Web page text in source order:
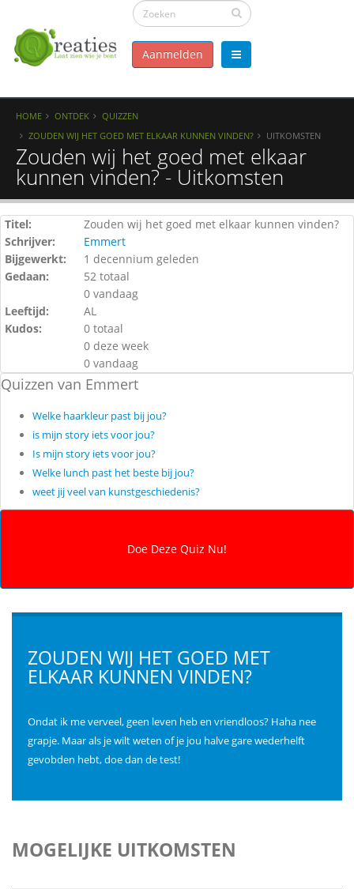
Aanmelden
HOME ONTDEK
QUIZZEN
ZOUDEN WIJ HET GOED MET ELKAAR KUNNEN VINDEN?
UITKOMSTEN
Zouden wij het goed met elkaar
kunnen vinden? - Uitkomsten
Titel:
Zouden wij het goed met elkaar kunnen vinden?
Schrijver:
Emmert
Bijgewerkt:
1 decennium geleden
Gedaan:
52 totaal
0 vandaag
Leeftijd:
AL
Kudos:
0 totaal
0 deze week
0 vandaag
Quizzen van Emmert
Welke haarkleur past bij jou?
is mijn story iets voor jou?
Is mijn story iets voor jou?
Welke lunch past het beste bij jou?
weet jij veel van kunstgeschiedenis?
ZOUDEN WIJ HET GOED MET
ELKAAR KUNNEN VINDEN?
Ondat ik me verveel, geen leven heb en vriendloos? Haha nee
grapje. Maar als je wilt weten of je jou halve gare wederhelft
gevobden hebt, doe dan de test!
MOGELIJKE UITKOMSTEN